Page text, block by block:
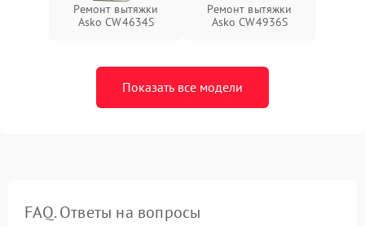
Ремонт вытяжки
Asko CW4634S
Ремонт вытяжки
Asko CW4936S
Показать все модели
FAQ. Ответы на вопросы